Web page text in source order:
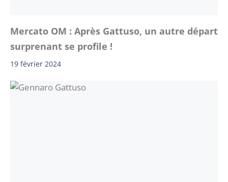
Mercato OM : Après Gattuso, un autre départ
surprenant se profile !
19 février 2024